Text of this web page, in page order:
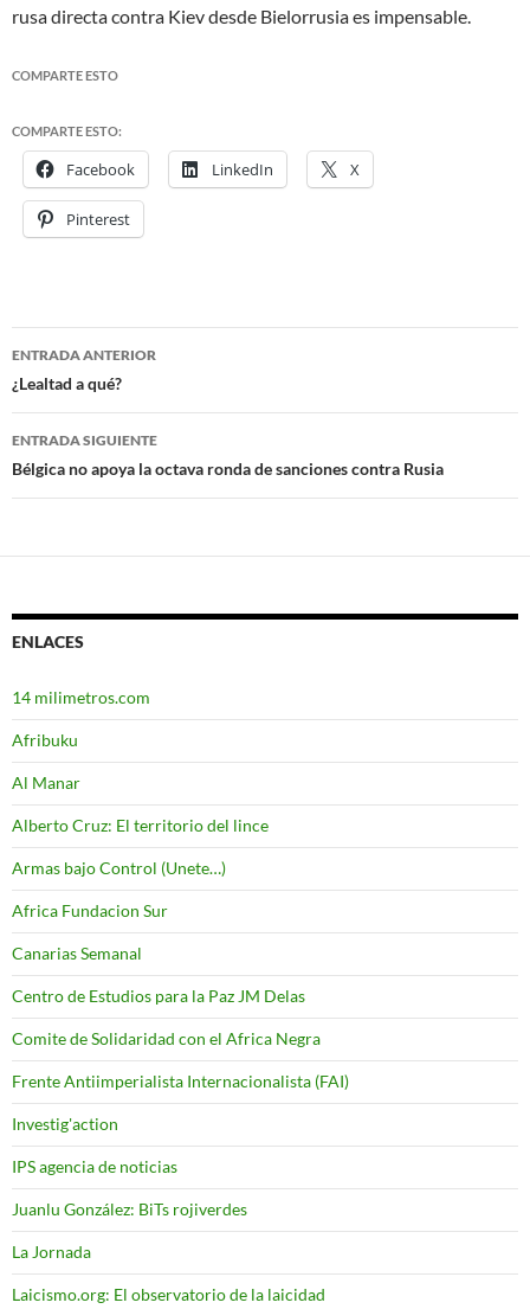
rusa directa contra Kiev desde Bielorrusia es impensable.
COMPARTE ESTO
COMPARTE ESTO:
Facebook LinkedIn X
Pinterest
Navegación
de
entradas
ENTRADA ANTERIOR
¿Lealtad a qué?
ENTRADA SIGUIENTE
Bélgica no apoya la octava ronda de sanciones contra Rusia
ENLACES
14 milimetros.com
Afribuku
Al Manar
Alberto Cruz: El territorio del lince
Armas bajo Control (Unete…)
Africa Fundacion Sur
Canarias Semanal
Centro de Estudios para la Paz JM Delas
Comite de Solidaridad con el Africa Negra
Frente Antiimperialista Internacionalista (FAI)
Investig'action
IPS agencia de noticias
Juanlu González: BiTs rojiverdes
La Jornada
Laicismo.org: El observatorio de la laicidad